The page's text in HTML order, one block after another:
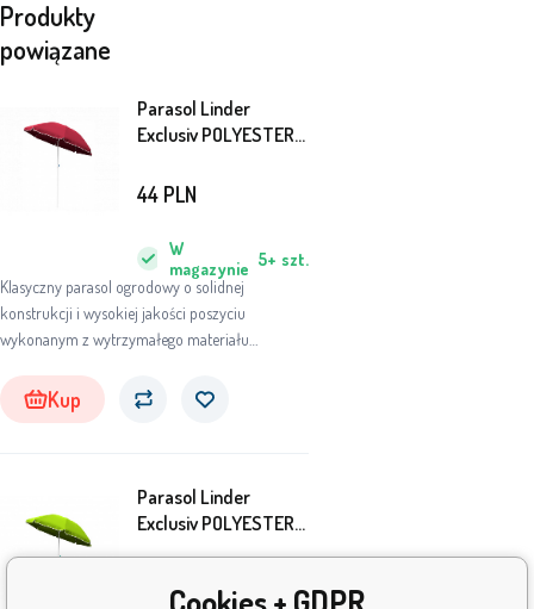
Produkty
powiązane
Parasol Linder
Exclusiv POLYESTER
Burgundy
Klasyczny parasol ogrodowy o solidnej
konstrukcji i wysokiej jakości poszyciu
wykonanym z wytrzymałego materiału
W
magazynie 5+ szt.
44 PLN
Kup
Parasol Linder
Exclusiv POLYESTER